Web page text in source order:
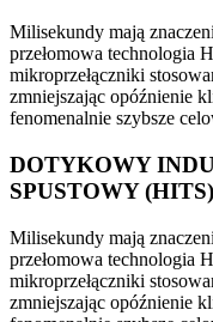
Milisekundy mają
przełomowa technologia
mikroprzełączniki
zmniejszając opóźnienie
fenomenalnie szybsze
DOTYKOWY
SPUSTOWY (HITS)
Milisekundy mają
przełomowa technologia
mikroprzełączniki
zmniejszając opóźnienie